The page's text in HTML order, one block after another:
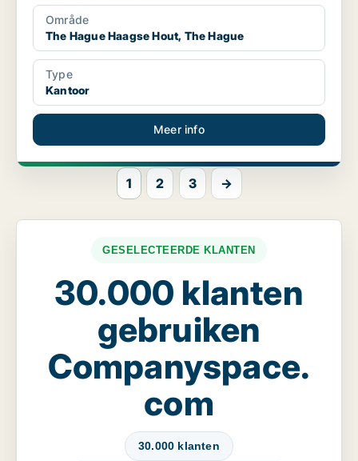
Område
The Hague Haagse Hout, The Hague
Type
Kantoor
Meer info
1 2 3 →
GESELECTEERDE KLANTEN
30.000 klanten
gebruiken
Companyspace.
com
30.000 klanten